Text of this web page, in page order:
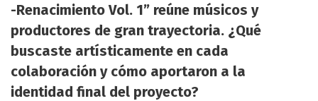
-Renacimiento Vol. 1” reúne músicos y
productores de gran trayectoria. ¿Qué
buscaste artísticamente en cada
colaboración y cómo aportaron a la
identidad final del proyecto?